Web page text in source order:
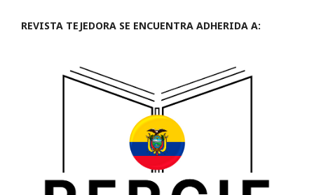
REVISTA TEJEDORA SE ENCUENTRA ADHERIDA A: